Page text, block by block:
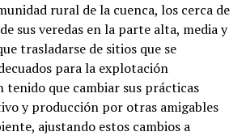
rural de la cuenca, los cerca de
sus veredas en la parte alta, media y
trasladarse de sitios que se
para la explotación
tenido que cambiar sus prácticas
y producción por otras amigables
ajustando estos cambios a